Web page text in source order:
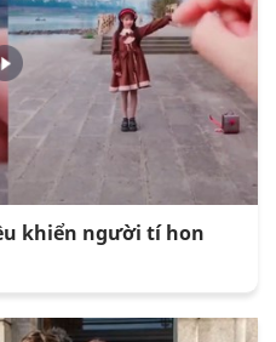
khiển người tí hon